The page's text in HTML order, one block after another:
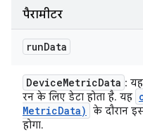
पैरामीटर
runData
DeviceMetricData : यह
रन के लिए डेटा होता है. यह
MetricData)
के दौरान
होगा.